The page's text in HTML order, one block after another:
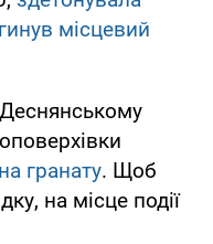
місцевий
гранату. Щоб
на місце події